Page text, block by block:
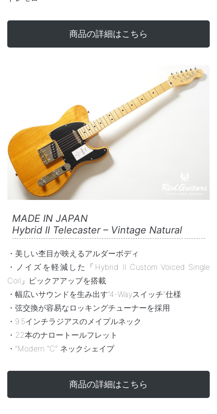
商品の詳細はこちら
MADE IN JAPAN
Hybrid II Telecaster – Vintage Natural
・美しい杢目が映えるアルダーボディ
・ノイズを軽減した「Hybrid II Custom Voiced Single
Coil」ピックアアップを搭載
・幅広いサウンドを生み出す”4-Wayスイッチ”仕様
・弦交換が容易なロッキングチューナーを採用
・9.5インチラジアスのメイプルネック
・22本のナロートールフレット
・”Modern “C” ネックシェイプ
商品の詳細はこちら